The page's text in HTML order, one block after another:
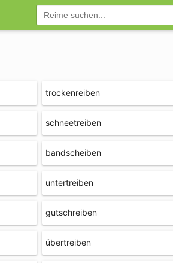
trockenreiben
schneetreiben
bandscheiben
untertreiben
gutschreiben
übertreiben